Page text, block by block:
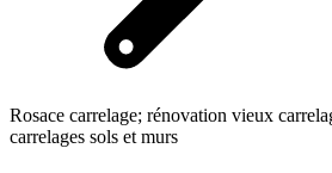
Rosace carrelage; rénovation vieux
carrelages sols et murs